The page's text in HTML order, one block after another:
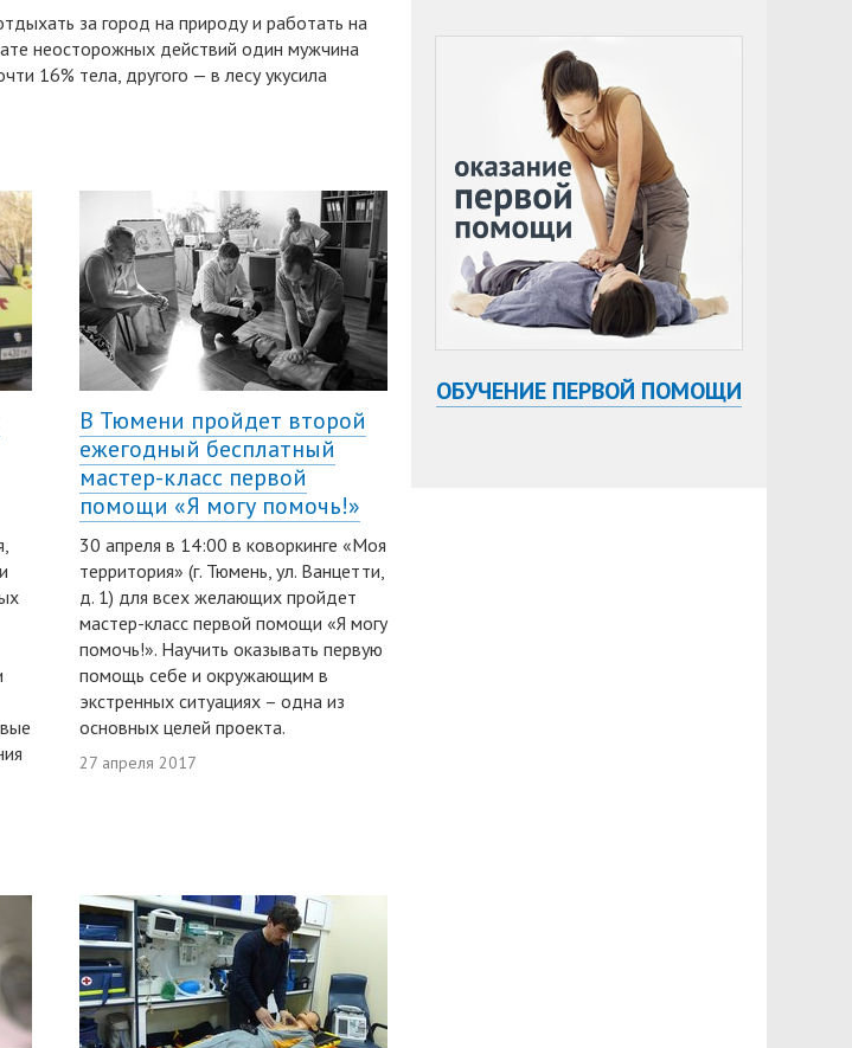
за город на природу и работать на
неосторожных действий один мужчина
16% тела, другого — в лесу укусила
В Тюмени пройдет второй
ежегодный бесплатный
мастер-класс первой
помощи «Я могу помочь!»
30 апреля в 14:00 в коворкинге «Моя
территория» (г. Тюмень, ул. Ванцетти,
д. 1) для всех желающих пройдет
мастер-класс первой помощи «Я могу
помочь!». Научить оказывать первую
помощь себе и окружающим в
экстренных ситуациях – одна из
основных целей проекта.
27 апреля 2017
ОБУЧЕНИЕ ПЕРВОЙ ПОМОЩИ